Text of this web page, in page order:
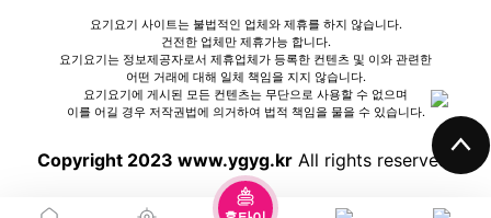
요기요기 사이트는 불법적인 업체와 제휴를 하지 않습니다.
건전한 업체만 제휴가능 합니다.
요기요기는 정보제공자로서 제휴업체가 등록한 컨텐츠 및 이와 관련한
어떤 거래에 대해 일체 책임을 지지 않습니다.
요기요기에 게시된 모든 컨텐츠는 무단으로 사용할 수 없으며
이를 어길 경우 저작권법에 의거하여 법적 책임을 물을 수 있습니다.
Copyright 2023 www.ygyg.kr All rights reserved.